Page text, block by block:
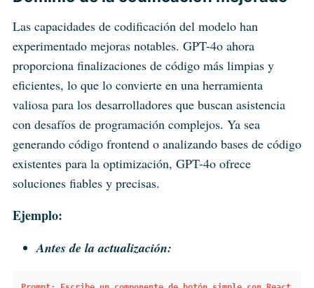
Las capacidades de codificación del modelo han
experimentado mejoras notables. GPT-4o ahora
proporciona finalizaciones de código más limpias y
eficientes, lo que lo convierte en una herramienta
valiosa para los desarrolladores que buscan asistencia
con desafíos de programación complejos. Ya sea
generando código frontend o analizando bases de código
existentes para la optimización, GPT-4o ofrece
soluciones fiables y precisas.
Ejemplo:
Antes de la actualización: